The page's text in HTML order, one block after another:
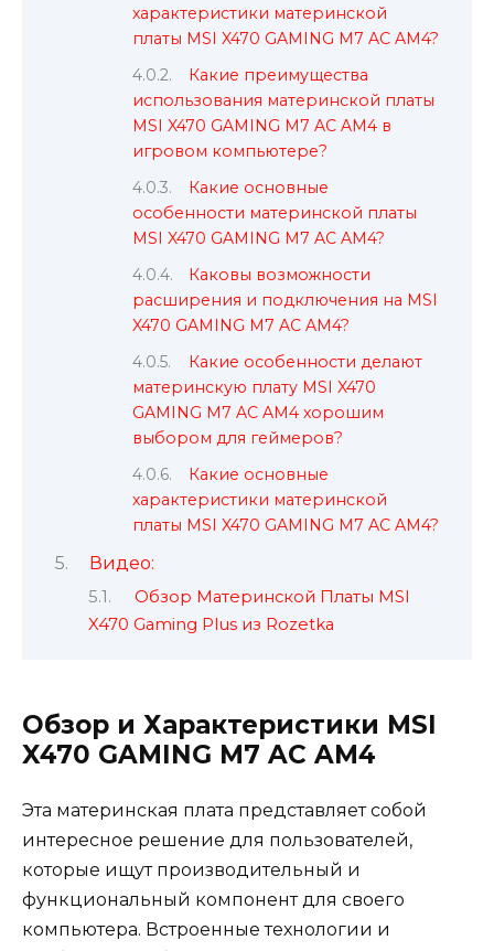
характеристики материнской
платы MSI X470 GAMING M7 AC AM4?
Какие преимущества
использования материнской платы
MSI X470 GAMING M7 AC AM4 в
игровом компьютере?
Какие основные
особенности материнской платы
MSI X470 GAMING M7 AC AM4?
Каковы возможности
расширения и подключения на MSI
X470 GAMING M7 AC AM4?
Какие особенности делают
материнскую плату MSI X470
GAMING M7 AC AM4 хорошим
выбором для геймеров?
Какие основные
характеристики материнской
платы MSI X470 GAMING M7 AC AM4?
Видео:
Обзор Материнской Платы MSI
X470 Gaming Plus из Rozetka
Обзор и Характеристики MSI
X470 GAMING M7 AC AM4
Эта материнская плата представляет собой
интересное решение для пользователей,
которые ищут производительный и
функциональный компонент для своего
компьютера. Встроенные технологии и